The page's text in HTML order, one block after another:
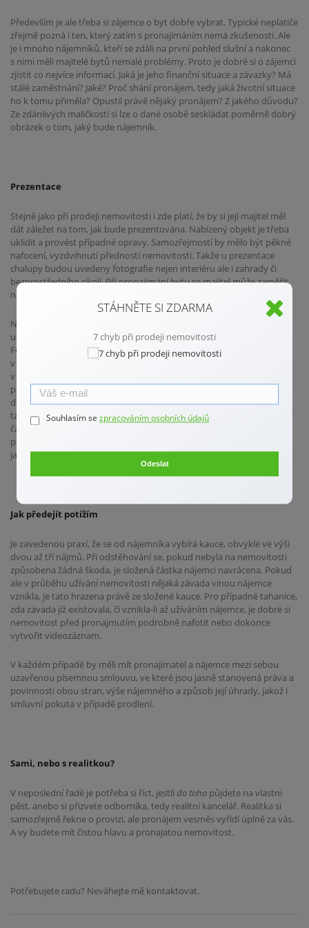
Především je ale třeba si zájemce o byt dobře vybrat. Typické neplatiče
zřejmě pozná i ten, který zatím s pronajímáním nemá zkušenosti. Ale
je i mnoho nájemníků, kteří se zdáli na první pohled slušní a nakonec
s nimi měli majitelé bytů nemalé problémy. Proto je dobré si o zájemci
zjistit co nejvíce informací. Jaká je jeho finanční situace a závazky? Má
stálé zaměstnání? Jaké? Proč shání pronájem, tedy jaká životní situace
ho k tomu přiměla? Opustil právě nějaký pronájem? Z jakého důvodu?
Ze zdánlivých maličkostí si lze o dané osobě seskládat poměrně dobrý
obrázek o tom, jaký bude nájemník.
Prezentace
Stejně jako při prodeji nemovitosti i zde platí, že by si její majitel měl
dát záležet na tom, jak bude prezentována. Nabízený objekt je třeba
uklidit a provést případné opravy. Samozřejmostí by mělo být pěkné
nafocení, vyzdvihnutí předností nemovitosti. Takže u prezentace
chalupy budou uvedeny fotografie nejen interiéru ale i zahrady či
bezprostředního okolí. Při pronajímání bytu se majitel může zaměřit
na novou kuchyňskou linku či na terasu s klidným posezením.
Není vhodné nabízet zájemci nemovitost ve stavu, v jakém byla
užívána majiteli. Všechny osobní věci a věci denní potřeby musí pryč.
Fotografie, obrázky od dětí, kosmetika v koupelně, kabáty a boty
v předsíni, to všechno působí rušivě.
v bytě představit sám sebe. Nemovitost musí působit neutrálně, ale
přitom příjemně. Internet je plný rad, jak takového výsledku
dosáhnout. Anebo můžete sáhnout po profesionálovi a využít služby
tzv.
home stagingu. S jeho pomocí si tak budete moct říct o něco vyšší
částku za pronájem. Ale pozor! Vaše cenové požadavky nesmí být
přemrštěné. Vždy berte v potaz, v jaké lokalitě objekt pronajímáte a
jaké tam jsou za obdobné nemovitosti běžné ceny.
Jak předejít potížím
Je zavedenou praxí, že se od nájemníka vybírá kauce, obvykle ve výši
dvou až tří nájmů. Při odstěhování se, pokud nebyla na nemovitosti
způsobena žádná škoda, je složená částka nájemci navrácena. Pokud
ale v průběhu užívání nemovitosti nějaká závada vinou nájemce
vznikla, je tato hrazena právě ze složené kauce. Pro případné tahanice,
zda závada již existovala, či vznikla-li až užíváním nájemce, je dobré si
nemovitost před pronajmutím podrobně nafotit nebo dokonce
vytvořit videozáznam.
V každém případě by měli mít pronajímatel a nájemce mezi sebou
uzavřenou písemnou smlouvu, ve které jsou jasně stanovená práva a
povinnosti obou stran, výše nájemného a způsob její úhrady, jakož i
smluvní pokuta v případě prodlení.
Sami, nebo s realitkou?
V neposlední řadě je potřeba si říct, jestli do toho půjdete na vlastní
pěst, anebo si přizvete odborníka, tedy realitní kancelář. Realitka si
samozřejmě řekne o provizi, ale pronájem vesměs vyřídí úplně za vás.
A vy budete mít čistou hlavu a pronajatou nemovitost.
Potřebujete radu? Neváhejte mě kontaktovat.
STÁHNĚTE SI ZDARMA
7 chyb při prodeji nemovitosti
Souhlasím se zpracováním osobních údajů
Odeslat